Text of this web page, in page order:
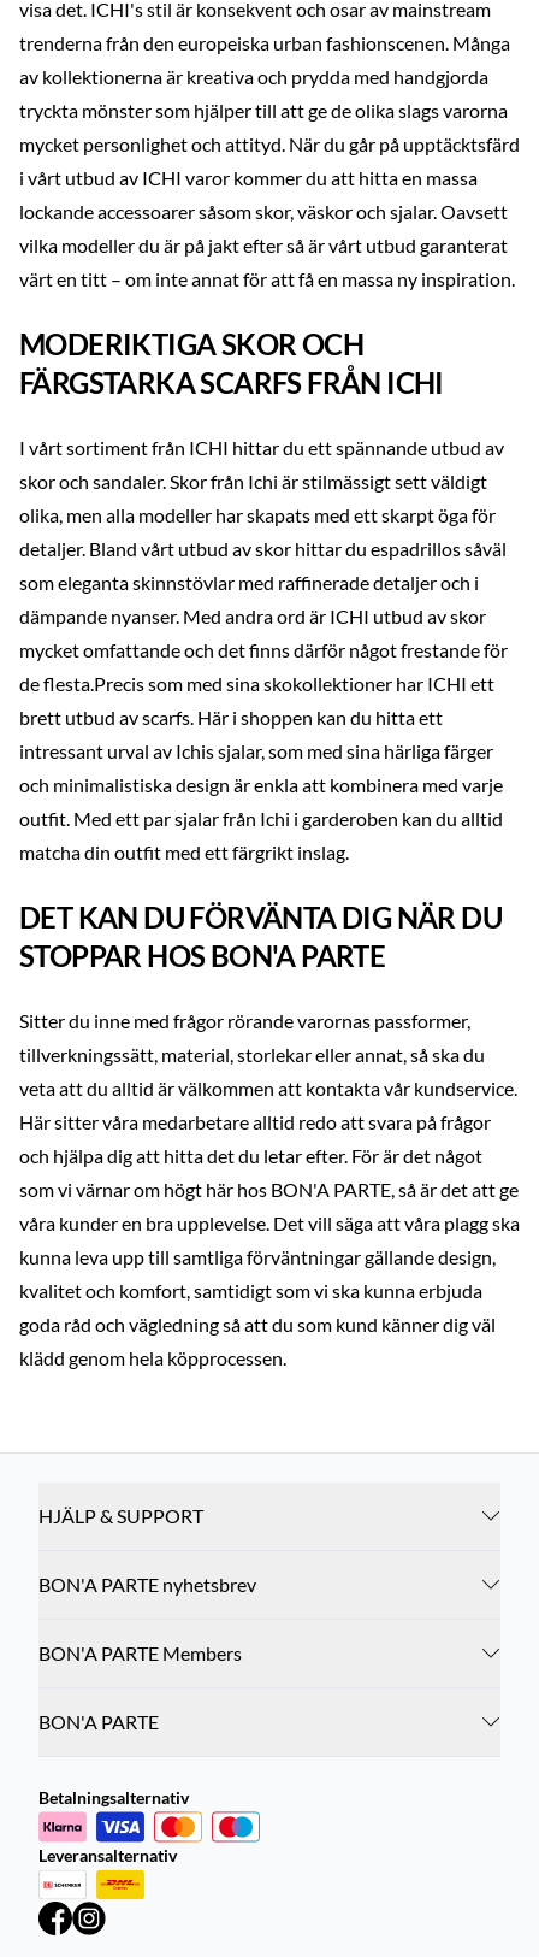
visa det. ICHI's stil är konsekvent och osar av mainstream
trenderna från den europeiska urban fashionscenen. Många
av kollektionerna är kreativa och prydda med handgjorda
tryckta mönster som hjälper till att ge de olika slags varorna
mycket personlighet och attityd. När du går på upptäcktsfärd
i vårt utbud av ICHI varor kommer du att hitta en massa
lockande accessoarer såsom skor, väskor och sjalar. Oavsett
vilka modeller du är på jakt efter så är vårt utbud garanterat
värt en titt – om inte annat för att få en massa ny inspiration.
MODERIKTIGA SKOR OCH
FÄRGSTARKA SCARFS FRÅN ICHI
I vårt sortiment från ICHI hittar du ett spännande utbud av
skor och sandaler. Skor från Ichi är stilmässigt sett väldigt
olika, men alla modeller har skapats med ett skarpt öga för
detaljer. Bland vårt utbud av skor hittar du espadrillos såväl
som eleganta skinnstövlar med raffinerade detaljer och i
dämpande nyanser. Med andra ord är ICHI utbud av skor
mycket omfattande och det finns därför något frestande för
de flesta.Precis som med sina skokollektioner har ICHI ett
brett utbud av scarfs. Här i shoppen kan du hitta ett
intressant urval av Ichis sjalar, som med sina härliga färger
och minimalistiska design är enkla att kombinera med varje
outfit. Med ett par sjalar från Ichi i garderoben kan du alltid
matcha din outfit med ett färgrikt inslag.
DET KAN DU FÖRVÄNTA DIG NÄR DU
STOPPAR HOS BON'A PARTE
Sitter du inne med frågor rörande varornas passformer,
tillverkningssätt, material, storlekar eller annat, så ska du
veta att du alltid är välkommen att kontakta vår kundservice.
Här sitter våra medarbetare alltid redo att svara på frågor
och hjälpa dig att hitta det du letar efter. För är det något
som vi värnar om högt här hos BON'A PARTE, så är det att ge
våra kunder en bra upplevelse. Det vill säga att våra plagg ska
kunna leva upp till samtliga förväntningar gällande design,
kvalitet och komfort, samtidigt som vi ska kunna erbjuda
goda råd och vägledning så att du som kund känner dig väl
klädd genom hela köpprocessen.
HJÄLP & SUPPORT
BON'A PARTE nyhetsbrev
BON'A PARTE Members
BON'A PARTE
Betalningsalternativ
Leveransalternativ